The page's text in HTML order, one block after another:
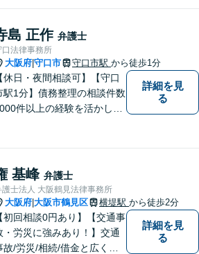
。島 正作 弁護士
口法律事務所
大阪府 守口市 守口市駅 から徒歩1分
【休日・夜間相談可】【守口
駅1分】債務整理の相談件数
件以上の経験を活かし、
者様が不安を抱かないよう
、わかりやすく的確なアド
イスを心がけております。
詳細を見
る
基峰 弁護士
護士法人 大阪鶴見法律事務所
大阪府 大阪市鶴見区 横堤駅 から徒歩2分
【初回相談0円あり】【交通事
・労災に強みあり！】交通
故/労災/相続/借金と広く法
詳細を見
る